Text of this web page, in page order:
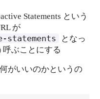
Statements という
が
となっ
ぶことにする
がいいのかというの